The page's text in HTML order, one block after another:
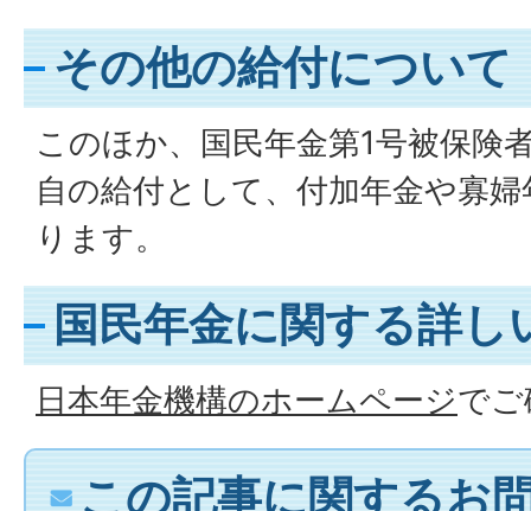
その他の給付について
このほか、国民年金第1号被保険
自の給付として、付加年金や寡
ります。
国民年金に関する詳し
日本年金機構のホームページで
この記事に関するお